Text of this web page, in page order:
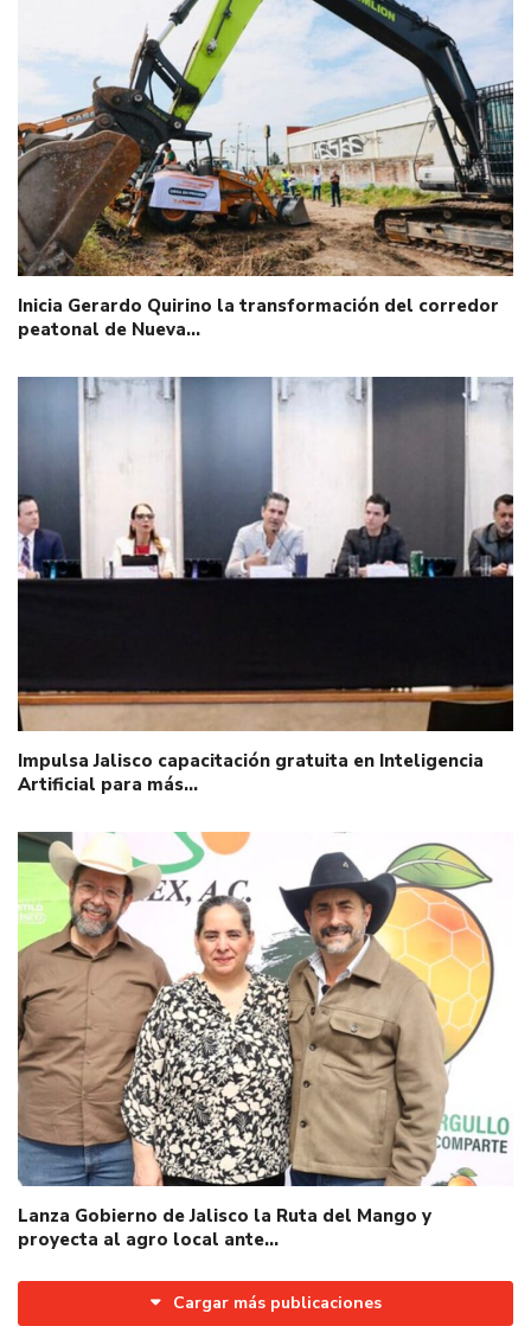
Inicia Gerardo Quirino la transformación del corredor
peatonal de Nueva…
Impulsa Jalisco capacitación gratuita en Inteligencia
Artificial para más…
Lanza Gobierno de Jalisco la Ruta del Mango y
proyecta al agro local ante…
Cargar más publicaciones